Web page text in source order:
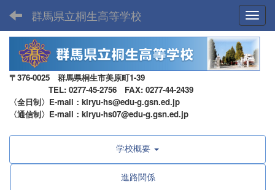
群馬県立桐生高等学校
〒376-0025 群馬県桐生市美原町1-39
TEL: 0277-45-2756 FAX: 0277-44-2439
〈全日制〉E-mail：kiryu-hs@edu-g.gsn.ed.jp
〈通信制〉E-mail：kiryu-hs07@edu-g.gsn.ed.jp
学校概要
進路関係